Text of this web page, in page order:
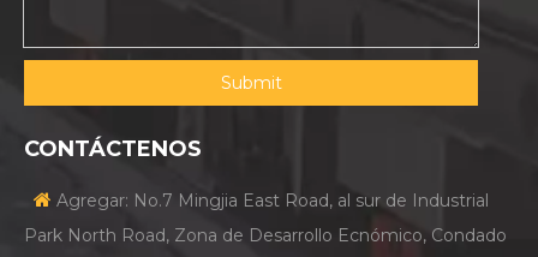
Submit
CONTÁCTENOS
 Agregar: No.7 Mingjia East Road, al sur de Industrial
Park North Road, Zona de Desarrollo Ecnómico, Condado